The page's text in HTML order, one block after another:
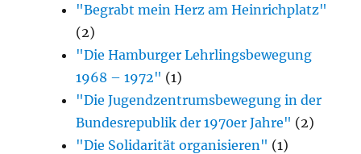
"Begrabt mein Herz am Heinrichplatz"
(2)
"Die Hamburger Lehrlingsbewegung
1968 – 1972" (1)
"Die Jugendzentrumsbewegung in der
Bundesrepublik der 1970er Jahre" (2)
"Die Solidarität organisieren" (1)